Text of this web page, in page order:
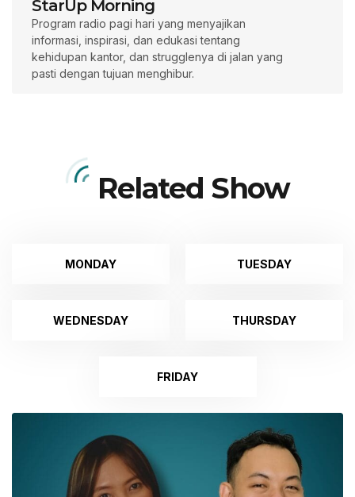
StarUp Morning
Program radio pagi hari yang menyajikan
informasi, inspirasi, dan edukasi tentang
kehidupan kantor, dan strugglenya di jalan yang
pasti dengan tujuan menghibur.
Related Show
MONDAY TUESDAY
WEDNESDAY THURSDAY
FRIDAY